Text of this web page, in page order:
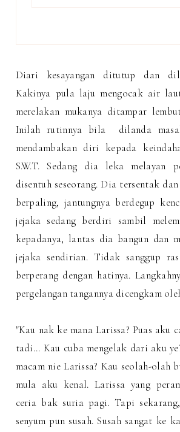
Diari kesayangan ditutup dan
Kakinya pula laju mengocak air
merelakan mukanya ditampar
Inilah rutinnya bila dilanda
mendambakan diri kepada
S.W.T. Sedang dia leka melayan
disentuh seseorang. Dia tersentak
berpaling, jantungnya berdegup
jejaka sedang berdiri sambil
kepadanya, lantas dia bangun dan
jejaka sendirian. Tidak sanggup
berperang dengan hatinya.
pergelangan tangannya dicengkam
"Kau nak ke mana Larissa? Puas aku
tadi... Kau cuba mengelak dari aku
macam nie Larissa? Kau seolah-olah
mula aku kenal. Larissa yang
ceria bak suria pagi. Tapi
senyum pun susah. Susah sangat ke